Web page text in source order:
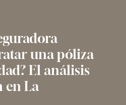
una póliza
El análisis
en La